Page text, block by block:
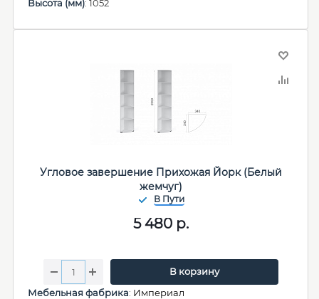
Высота (мм): 1052
Угловое завершение Прихожая Йорк (Белый
жемчуг)
5 480 р.
В корзину
Мебельная фабрика: Империал